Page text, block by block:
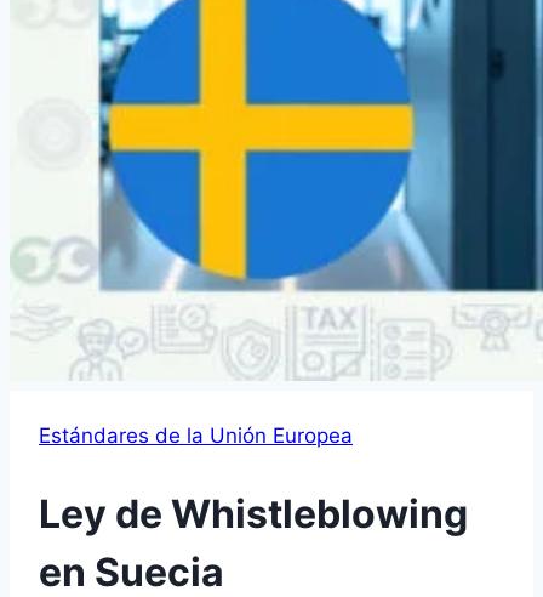
Estándares de la Unión Europea
Ley de Whistleblowing
en Suecia